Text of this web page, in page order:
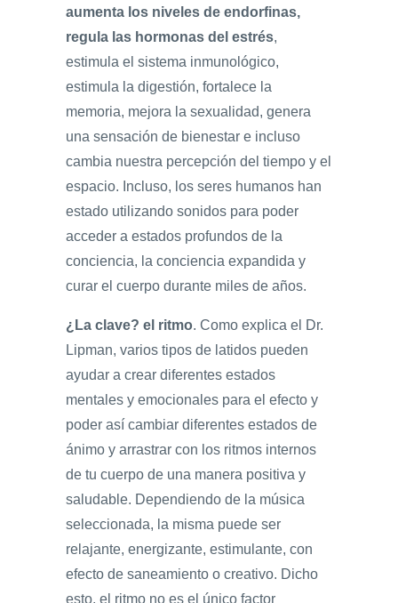
aumenta los niveles de endorfinas,
regula las hormonas del estrés,
estimula el sistema inmunológico,
estimula la digestión, fortalece la
memoria, mejora la sexualidad, genera
una sensación de bienestar e incluso
cambia nuestra percepción del tiempo y el
espacio. Incluso, los seres humanos han
estado utilizando sonidos para poder
acceder a estados profundos de la
conciencia, la conciencia expandida y
curar el cuerpo durante miles de años.
¿La clave? el ritmo. Como explica el Dr.
Lipman, varios tipos de latidos pueden
ayudar a crear diferentes estados
mentales y emocionales para el efecto y
poder así cambiar diferentes estados de
ánimo y arrastrar con los ritmos internos
de tu cuerpo de una manera positiva y
saludable. Dependiendo de la música
seleccionada, la misma puede ser
relajante, energizante, estimulante, con
efecto de saneamiento o creativo. Dicho
esto, el ritmo no es el único factor